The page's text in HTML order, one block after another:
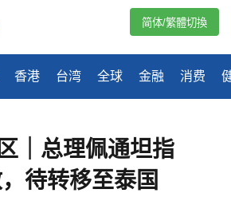
香港 台湾 全球 金融 消费
简体/繁體切換
｜总理佩通坦指
待转移至泰国